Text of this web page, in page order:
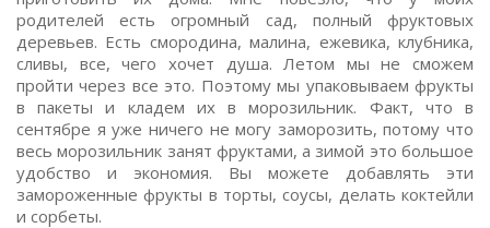
родителей есть огромный сад, полный фруктовых
деревьев. Есть смородина, малина, ежевика, клубника,
сливы, все, чего хочет душа. Летом мы не сможем
пройти через все это. Поэтому мы упаковываем фрукты
в пакеты и кладем их в морозильник. Факт, что в
сентябре я уже ничего не могу заморозить, потому что
весь морозильник занят фруктами, а зимой это большое
удобство и экономия. Вы можете добавлять эти
замороженные фрукты в торты, соусы, делать коктейли
и сорбеты.